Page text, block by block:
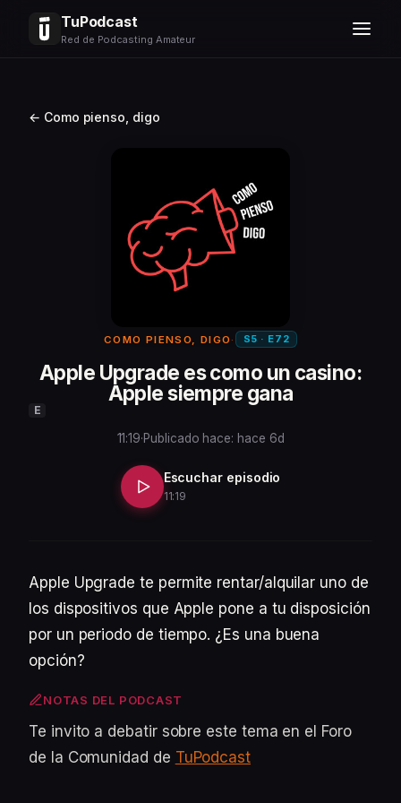
TuPodcast
Red de Podcasting Amateur
← Como pienso, digo
COMO PIENSO, DIGO · S5 · E72
Apple Upgrade es como un casino:
Apple siempre gana
E
11:19·Publicado hace: hace 6d
Escuchar episodio
11:19
Apple Upgrade te permite rentar/alquilar uno de
los dispositivos que Apple pone a tu disposición
por un periodo de tiempo. ¿Es una buena
opción?
NOTAS DEL PODCAST
Te invito a debatir sobre este tema en el Foro
de la Comunidad de TuPodcast